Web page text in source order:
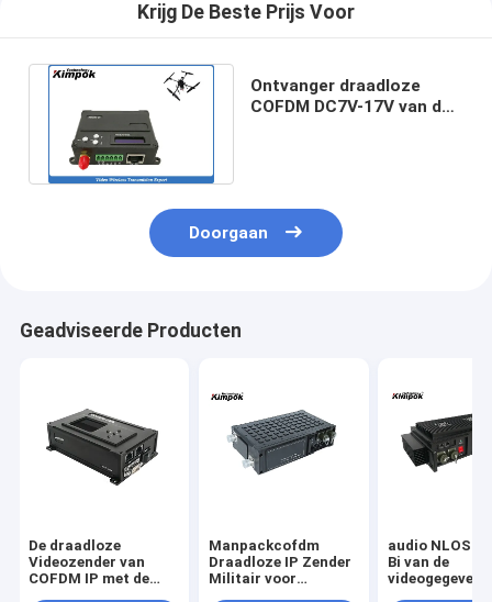
Krijg De Beste Prijs Voor
Ontvanger draadloze
COFDM DC7V-17V van de
Doorgaan
Geadviseerde Producten
De draadloze
Videozender van
COFDM IP met de
Manpackcofdm
Draadloze IP Zender
Militair voor
audio NLOS
Bi van de